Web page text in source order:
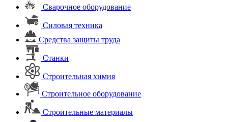
Сварочное оборудование
Силовая техника
Средства защиты труда
Станки
Строительная химия
Строительное оборудование
Строительные материалы